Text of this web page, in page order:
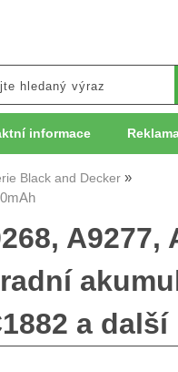
informace
Black and Decker
A9277,
a další